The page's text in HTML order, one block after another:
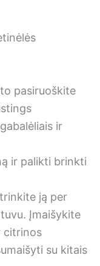
pasiruoškite
ir
ir palikti brinkti
ją per
Įmaišykite
citrinos
su kitais